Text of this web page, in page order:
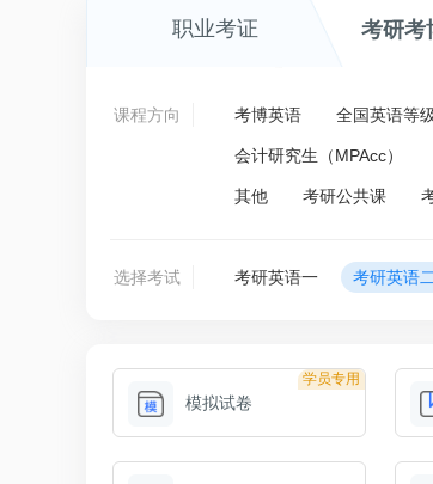
职业考证 考研考
课程方向 考博英语 全国英语等
会计研究生（MPAcc）
其他 考研公共课
选择考试 考研英语一 考研英语二
学员专用
模拟试卷